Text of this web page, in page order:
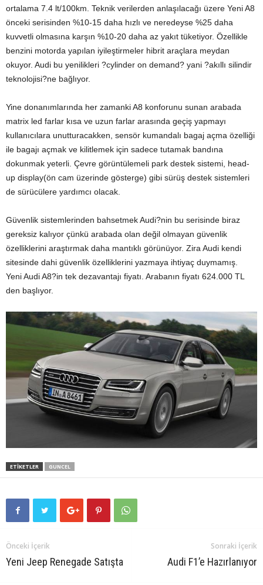
ortalama 7.4 lt/100km. Teknik verilerden anlaşılacağı üzere Yeni A8
önceki serisinden %10-15 daha hızlı ve neredeyse %25 daha
kuvvetli olmasına karşın %10-20 daha az yakıt tüketiyor. Özellikle
benzini motorda yapılan iyileştirmeler hibrit araçlara meydan
okuyor. Audi bu yenilikleri ?cylinder on demand? yani ?akıllı silindir
teknolojisi?ne bağlıyor.
Yine donanımlarında her zamanki A8 konforunu sunan arabada
matrix led farlar kısa ve uzun farlar arasında geçiş yapmayı
kullanıcılara unutturacakken, sensör kumandalı bagaj açma özelliği
ile bagajı açmak ve kilitlemek için sadece tutamak bandına
dokunmak yeterli. Çevre görüntülemeli park destek sistemi, head-
up display(ön cam üzerinde gösterge) gibi sürüş destek sistemleri
de sürücülere yardımcı olacak.
Güvenlik sistemlerinden bahsetmek Audi?nin bu serisinde biraz
gereksiz kalıyor çünkü arabada olan değil olmayan güvenlik
özelliklerini araştırmak daha mantıklı görünüyor. Zira Audi kendi
sitesinde dahi güvenlik özelliklerini yazmaya ihtiyaç duymamış.
Yeni Audi A8?in tek dezavantajı fiyatı. Arabanın fiyatı 624.000 TL
den başlıyor.
ETIKETLER GUNCEL
Önceki İçerik
Yeni Jeep Renegade Satışta
Sonraki İçerik
Audi F1’e Hazırlanıyor